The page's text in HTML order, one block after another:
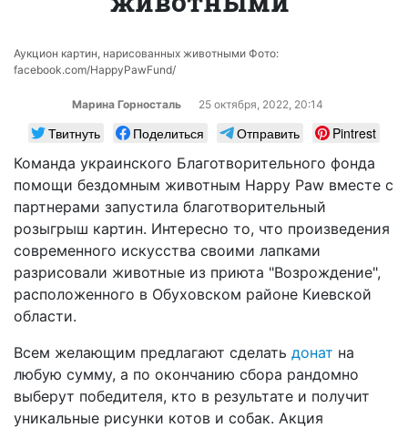
Аукцион картин, нарисованных животными Фото:
facebook.com/HappyPawFund/
Марина Горносталь 25 октября, 2022, 20:14
Твитнуть Поделиться Отправить
Pintrest
Команда украинского Благотворительного фонда
помощи бездомным животным Happy Paw вместе с
партнерами запустила благотворительный
розыгрыш картин. Интересно то, что произведения
современного искусства своими лапками
разрисовали животные из приюта "Возрождение",
расположенного в Обуховском районе Киевской
области.
Всем желающим предлагают сделать донат на
любую сумму, а по окончанию сбора рандомно
выберут победителя, кто в результате и получит
уникальные рисунки котов и собак. Акция